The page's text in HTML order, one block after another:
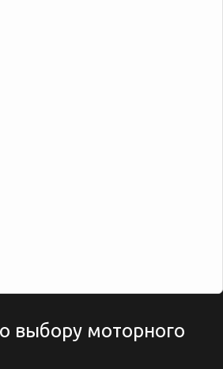
выбору моторного